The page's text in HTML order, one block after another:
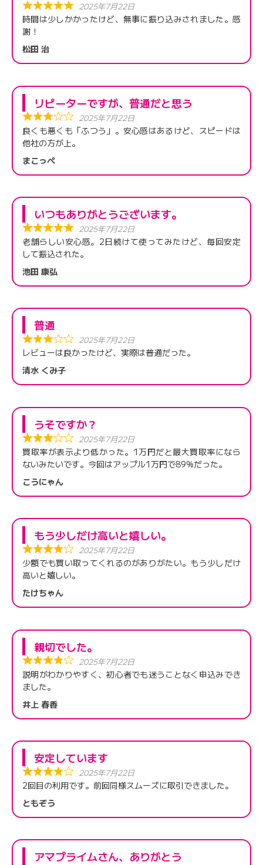
2025年7月22日
時間は少しかかったけど、無事に振り込みされました。感
謝！
松田 治
リピーターですが、普通だと思う
2025年7月22日
良くも悪くも「ふつう」。安心感はあるけど、スピードは
他社の方が上。
まこっぺ
いつもありがとうございます。
2025年7月22日
老舗らしい安心感。2日続けて使ってみたけど、毎回安定
して振込された。
池田 康弘
普通
2025年7月22日
レビューは良かったけど、実際は普通だった。
清水 くみ子
うそですか？
2025年7月22日
買取率が表示より低かった。1万円だと最大買取率になら
ないみたいです。今回はアップル1万円で89%だった。
こうにゃん
もう少しだけ高いと嬉しい。
2025年7月22日
少額でも買い取ってくれるのがありがたい。もう少しだけ
高いと嬉しい。
たけちゃん
親切でした。
2025年7月22日
説明がわかりやすく、初心者でも迷うことなく申込みでき
ました。
井上 春香
安定しています
2025年7月22日
2回目の利用です。前回同様スムーズに取引できました。
ともぞう
アマプライムさん、ありがとう